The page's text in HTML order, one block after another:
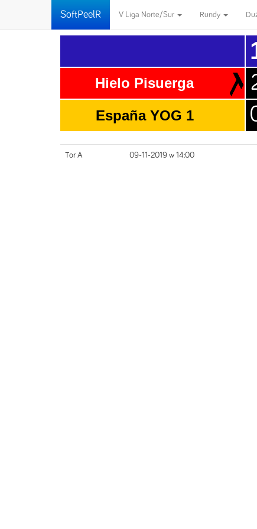
SoftPeelR V Liga Norte/Sur Rundy
Hielo Pisuerga
España YOG 1
Tor A 09-11-2019 w 14:00